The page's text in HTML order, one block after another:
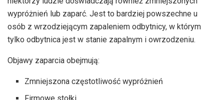
wypróżnień lub zaparć. Jest to bardziej powszechne u
osób z wrzodziejącym zapaleniem odbytnicy, w którym
tylko odbytnica jest w stanie zapalnym i owrzodzeniu.
Objawy zaparcia obejmują:
Zmniejszona częstotliwość wypróżnień